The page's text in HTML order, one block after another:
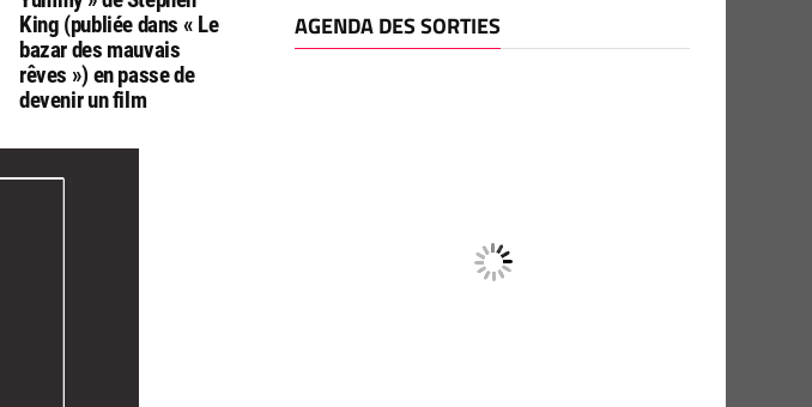
King (publiée dans « Le
bazar des mauvais
rêves ») en passe de
devenir un film
AGENDA DES SORTIES